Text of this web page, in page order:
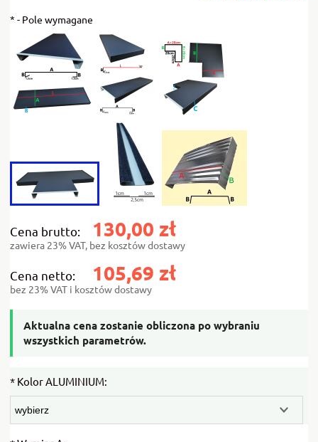
Cena brutto: 130,00 zł
zawiera 23% VAT, bez kosztów dostawy
Cena netto: 105,69 zł
bez 23% VAT i kosztów dostawy
Aktualna cena zostanie obliczona po wybraniu
wszystkich parametrów.
* Kolor ALUMINIUM:
* - Pole wymagane